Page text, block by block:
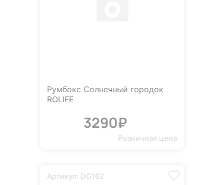
Румбокс Солнечный городок
ROLIFE
3290₽
Розничная цена
Артикул: DG162